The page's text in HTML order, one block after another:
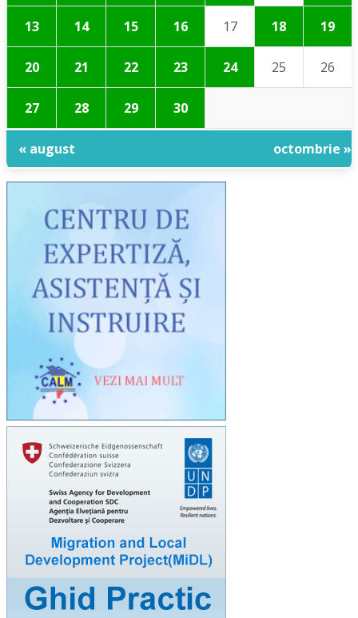
13 14 15 16 17 18 19
20 21 22 23 24 25 26
27 28 29 30
« august octombrie »